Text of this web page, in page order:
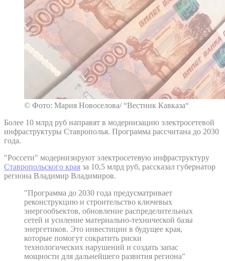
© Фото: Мария Новоселова/ “Вестник Кавказа“
Более 10 млрд руб направят в модернизацию электросетевой
инфраструктуры Ставрополья. Программа рассчитана до 2030
года.
"Россети" модернизируют электросетевую инфраструктуру
Ставропольского края за 10,5 млрд руб, рассказал губернатор
региона Владимир Владимиров.
"Программа до 2030 года предусматривает
реконструкцию и строительство ключевых
энергообъектов, обновление распределительных
сетей и усиление материально-технической базы
энергетиков. Это инвестиции в будущее края,
которые помогут сократить риски
технологических нарушений и создать запас
мощности для дальнейшего развития региона"